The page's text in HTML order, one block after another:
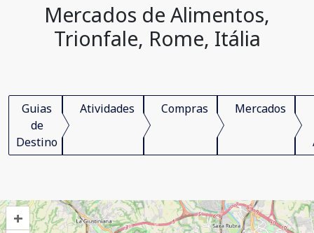
Mercados de Alimentos,
Trionfale, Rome, Itália
Guias
de
Destino
Atividades Compras Mercados
+